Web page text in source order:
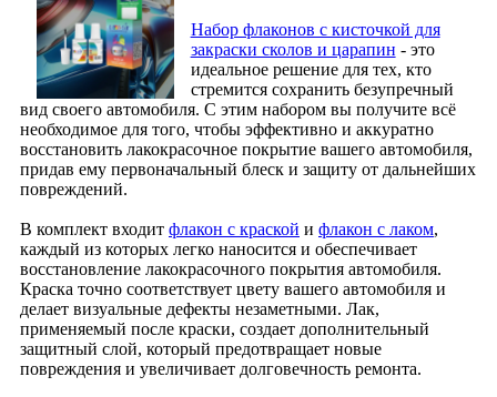
Набор флаконов с кисточкой для
закраски сколов и царапин - это
идеальное решение для тех, кто
стремится сохранить безупречный
вид своего автомобиля. С этим набором вы получите всё
необходимое для того, чтобы эффективно и аккуратно
восстановить лакокрасочное покрытие вашего автомобиля,
придав ему первоначальный блеск и защиту от дальнейших
повреждений.
В комплект входит флакон с краской и флакон с лаком,
каждый из которых легко наносится и обеспечивает
восстановление лакокрасочного покрытия автомобиля.
Краска точно соответствует цвету вашего автомобиля и
делает визуальные дефекты незаметными. Лак,
применяемый после краски, создает дополнительный
защитный слой, который предотвращает новые
повреждения и увеличивает долговечность ремонта.